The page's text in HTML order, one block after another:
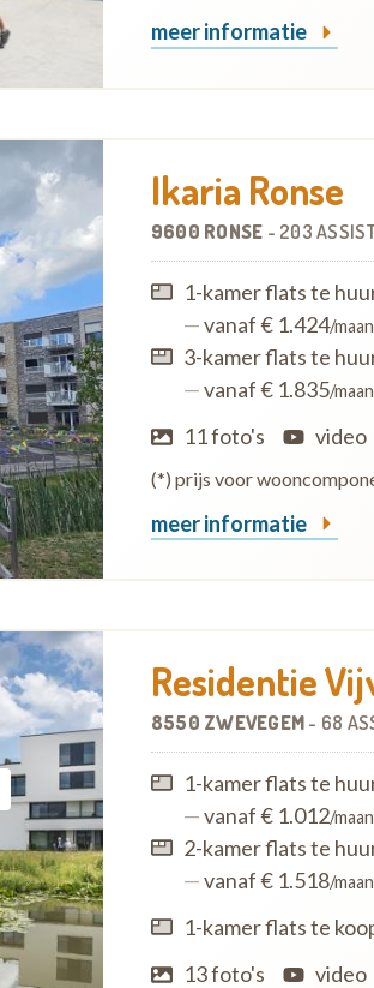
meer informatie
Ikaria Ronse
9600 RONSE - 203
1-kamer flats te
—vanaf € 1.424/
3-kamer flats te
—vanaf € 1.835/
11 foto's video
(*) prijs voor
meer informatie
Residentie
8550 ZWEVEGEM - 68
1-kamer flats te
—vanaf € 1.012/
2-kamer flats te
—vanaf € 1.518/
1-kamer flats te
13 foto's
video